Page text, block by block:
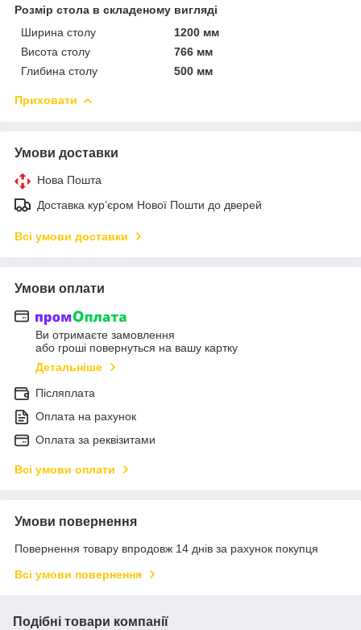
Розмір стола в складеному вигляді
Ширина столу
1200 мм
Висота столу
766 мм
Глибина столу
500 мм
Приховати
Умови доставки
Нова Пошта
Доставка кур’єром Нової Пошти до дверей
Всі умови доставки
Умови оплати
Ви отримаєте замовлення
або гроші повернуться на вашу картку
Детальніше
Післяплата
Оплата на рахунок
Оплата за реквізитами
Всі умови оплати
Умови повернення
Повернення товару впродовж 14 днів за рахунок покупця
Всі умови повернення
Подібні товари компанії